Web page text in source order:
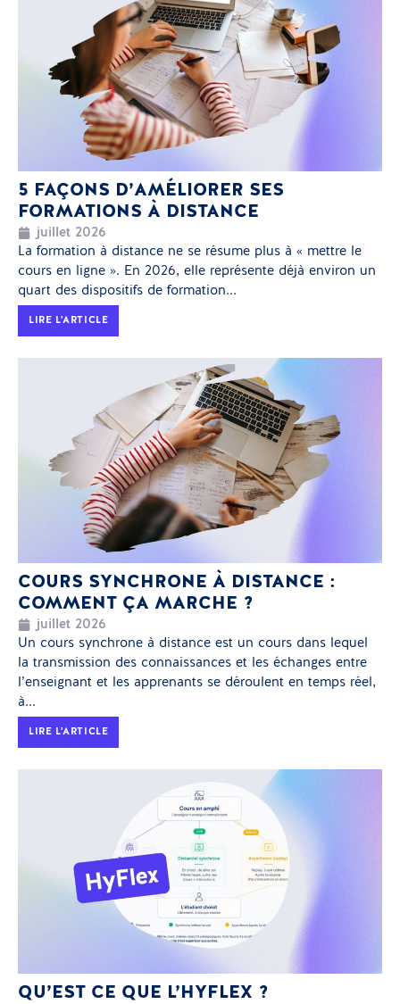
5 FAÇONS D’AMÉLIORER SES
FORMATIONS À DISTANCE
juillet 2026
La formation à distance ne se résume plus à « mettre le
cours en ligne ». En 2026, elle représente déjà environ un
quart des dispositifs de formation...
LIRE L'ARTICLE
COURS SYNCHRONE À DISTANCE :
COMMENT ÇA MARCHE ?
juillet 2026
Un cours synchrone à distance est un cours dans lequel
la transmission des connaissances et les échanges entre
l’enseignant et les apprenants se déroulent en temps réel,
à...
LIRE L'ARTICLE
QU’EST CE QUE L’HYFLEX ?